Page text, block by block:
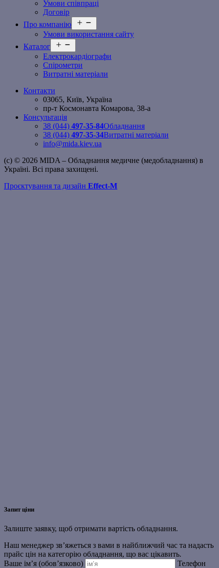
Умови співпраці
Договір
Про компанію
меню
Умови використання сайту
Каталог
меню
Електрокардіографи
Спірометри
Витратні матеріали
Контакти
03065, Київ, Україна
пр-т Космонавта Комарова, 38-а
Консультація
38 (044) 497-35-84Обладнання
38 (044) 497-35-34Витратні матеріали
info@mida.kiev.ua
(c) © 2026 MIDA – Обладнання медичне (медобладнання) в
Україні. Всі права захищені.
Проєктування та дизайн Effect-M
Запит ціни
Залиште заявку, щоб отримати вартість обладнання.
Наш менеджер зв’яжеться з вами в найближчий час та надасть
прайс цін на категорію обладнання, що вас цікавить.
Ваше ім’я (обов’язково)
Телефон